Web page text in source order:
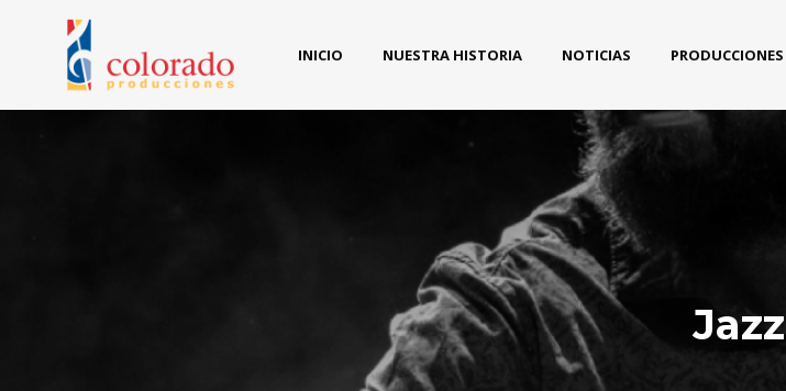
INICIO NUESTRA HISTORIA NOTICIAS PRODUCCIONES
Jazz